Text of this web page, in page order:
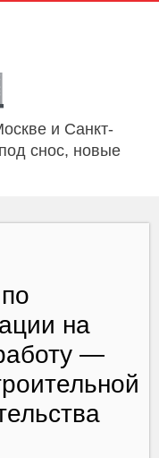
и Санкт-
снос, новые
на
—